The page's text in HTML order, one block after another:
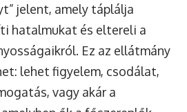
jelent, amely táplálja
hatalmukat és eltereli a
Ez az ellátmány
lehet figyelem, csodálat,
vagy akár a